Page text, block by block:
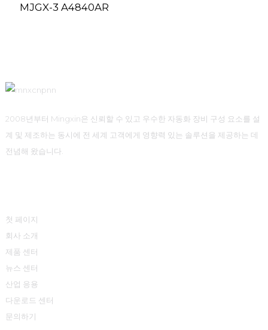
MJGX-3 A4840AR
2008년부터 Mingxin은 신뢰할 수 있고 우수한 자동화 장비 구성 요소를 설
계 및 제조하는 동시에 전 세계 고객에게 영향력 있는 솔루션을 제공하는 데
전념해 왔습니다.
첫 페이지
회사 소개
제품 센터
뉴스 센터
산업 응용
다운로드 센터
문의하기